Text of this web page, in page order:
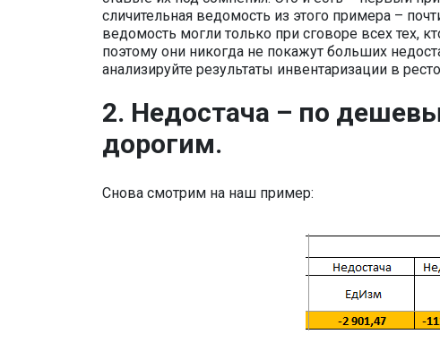
сличительная ведомость из этого примера –
ведомость могли только при сговоре всех тех,
поэтому они никогда не покажут больших
анализируйте результаты инвентаризации в
2. Недостача – по
дорогим.
Снова смотрим на наш пример: